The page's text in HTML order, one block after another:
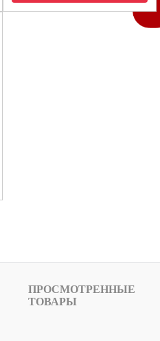
ПРОСМОТРЕННЫЕ
ТОВАРЫ